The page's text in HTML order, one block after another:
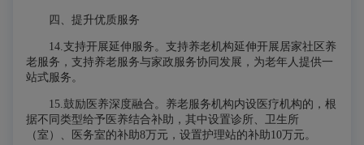
四、提升优质服务
14.支持开展延伸服务。 支持养老机构延伸开展居家社区养
老服务，支持养老服务与家政服务协同发展，为老年人提供一
站式服务。
15.鼓励医养深度融合。 养老服务机构内设医疗机构的，根
据不同类型给予医养结合补助，其中设置诊所、卫生所
（室）、医务室的补助8万元，设置护理站的补助10万元。